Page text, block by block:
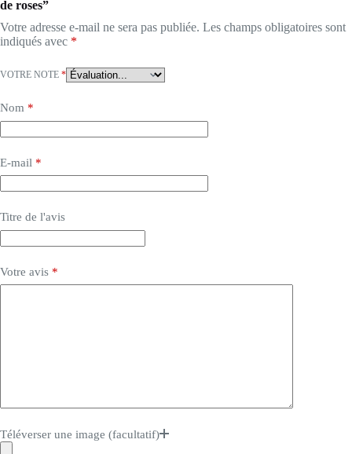
de roses”
Votre adresse e-mail ne sera pas publiée. Les champs obligatoires sont
indiqués avec *
VOTRE NOTE *
Nom *
E-mail *
Titre de l'avis
Votre avis *
Téléverser une image (facultatif)